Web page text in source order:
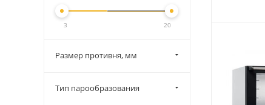
3 20
Размер противня, мм
Тип парообразования